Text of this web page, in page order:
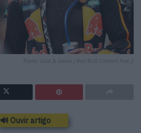
Fonte: Gold & Goose / Red Bull Content Pool //
🔊 Ouvir artigo